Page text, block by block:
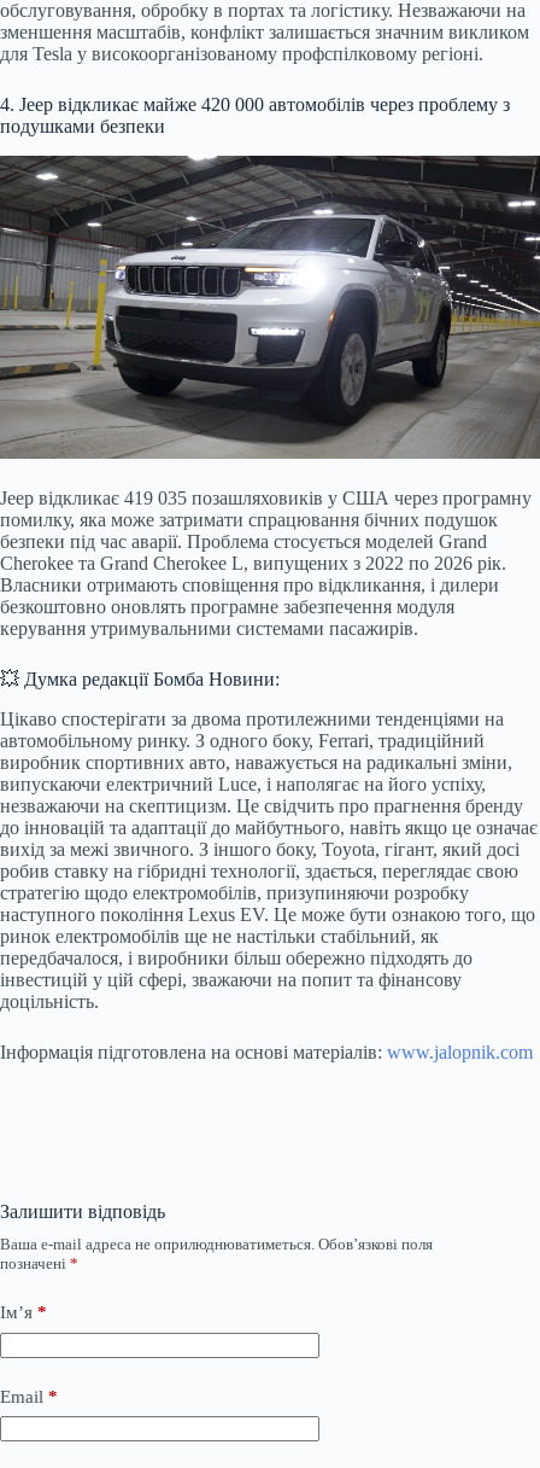
обслуговування, обробку в портах та логістику. Незважаючи на
зменшення масштабів, конфлікт залишається значним викликом
для Tesla у високоорганізованому профспілковому регіоні.
4. Jeep відкликає майже 420 000 автомобілів через проблему з
подушками безпеки
Jeep відкликає 419 035 позашляховиків у США через програмну
помилку, яка може затримати спрацювання бічних подушок
безпеки під час аварії. Проблема стосується моделей Grand
Cherokee та Grand Cherokee L, випущених з 2022 по 2026 рік.
Власники отримають сповіщення про відкликання, і дилери
безкоштовно оновлять програмне забезпечення модуля
керування утримувальними системами пасажирів.
💥 Думка редакції Бомба Новини:
Цікаво спостерігати за двома протилежними тенденціями на
автомобільному ринку. З одного боку, Ferrari, традиційний
виробник спортивних авто, наважується на радикальні зміни,
випускаючи електричний Luce, і наполягає на його успіху,
незважаючи на скептицизм. Це свідчить про прагнення бренду
до інновацій та адаптації до майбутнього, навіть якщо це означає
вихід за межі звичного. З іншого боку, Toyota, гігант, який досі
робив ставку на гібридні технології, здається, переглядає свою
стратегію щодо електромобілів, призупиняючи розробку
наступного покоління Lexus EV. Це може бути ознакою того, що
ринок електромобілів ще не настільки стабільний, як
передбачалося, і виробники більш обережно підходять до
інвестицій у цій сфері, зважаючи на попит та фінансову
доцільність.
Інформація підготовлена на основі матеріалів: www.jalopnik.com
Залишити відповідь
Ваша e-mail адреса не оприлюднюватиметься. Обов’язкові поля
позначені *
Ім’я *
Email *